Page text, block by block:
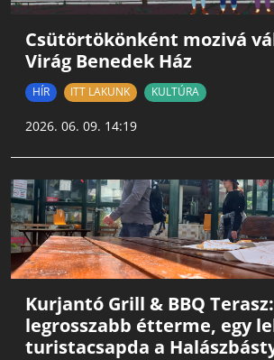
Csütörtökönként mozivá
Virág Benedek Ház
HÍR ITT LAKUNK KULTÚRA
2026. 06. 09. 14:19
Kurjantó Grill & BBQ
legrosszabb étterme, egy
turistacsapda a